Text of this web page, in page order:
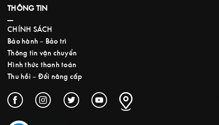
THÔNG TIN
CHÍNH SÁCH
Bảo hành – Bảo trì
Thông tin vận chuyển
Hình thức thanh toán
Thu hồi – Đổi nâng cấp